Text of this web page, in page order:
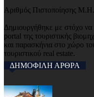
Αριθμός Πιστοποίησης
Δημιουργήθηκε με στόχο να
portal της τουριστικής
και παρασκήνια στο χώρο
τουριστικού real estate.
ΔΗΜΟΦΙΛΗ ΑΡΘΡΑ